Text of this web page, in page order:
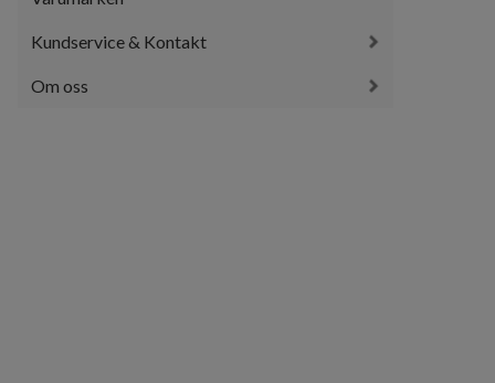
Kundservice & Kontakt
Om oss